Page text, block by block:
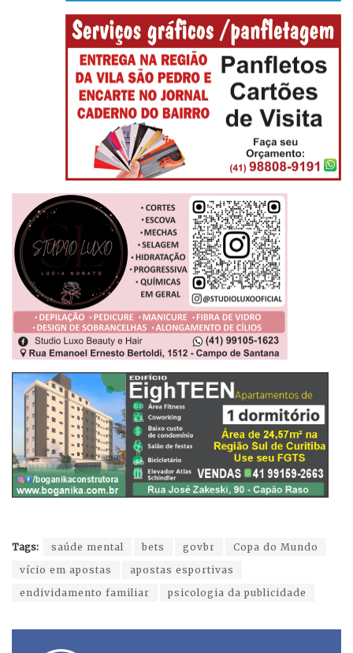
Tags: saúde mental bets govbr
Copa do Mundo
vício em apostas
apostas esportivas
endividamento familiar
psicologia da publicidade